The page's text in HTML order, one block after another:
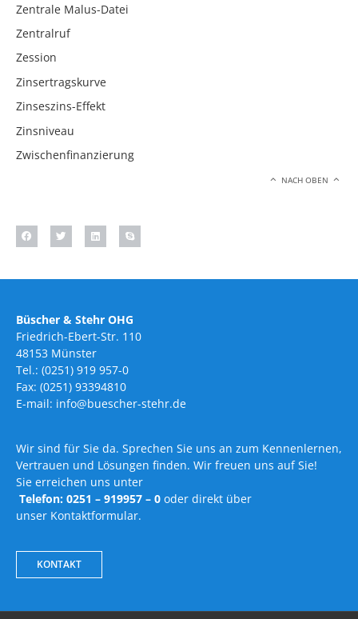
Zentrale Malus-Datei
Zentralruf
Zession
Zinsertragskurve
Zinseszins-Effekt
Zinsniveau
Zwischenfinanzierung
NACH OBEN
Büscher & Stehr OHG
Friedrich-Ebert-Str. 110
48153 Münster
Tel.: (0251) 919 957-0
Fax: (0251) 93394810
E-mail: info@buescher-stehr.de
Wir sind für Sie da. Sprechen Sie uns an zum Kennenlernen,
Vertrauen und Lösungen finden. Wir freuen uns auf Sie!
Sie erreichen uns unter
Telefon: 0251 – 919957 – 0 oder direkt über
unser Kontaktformular.
KONTAKT